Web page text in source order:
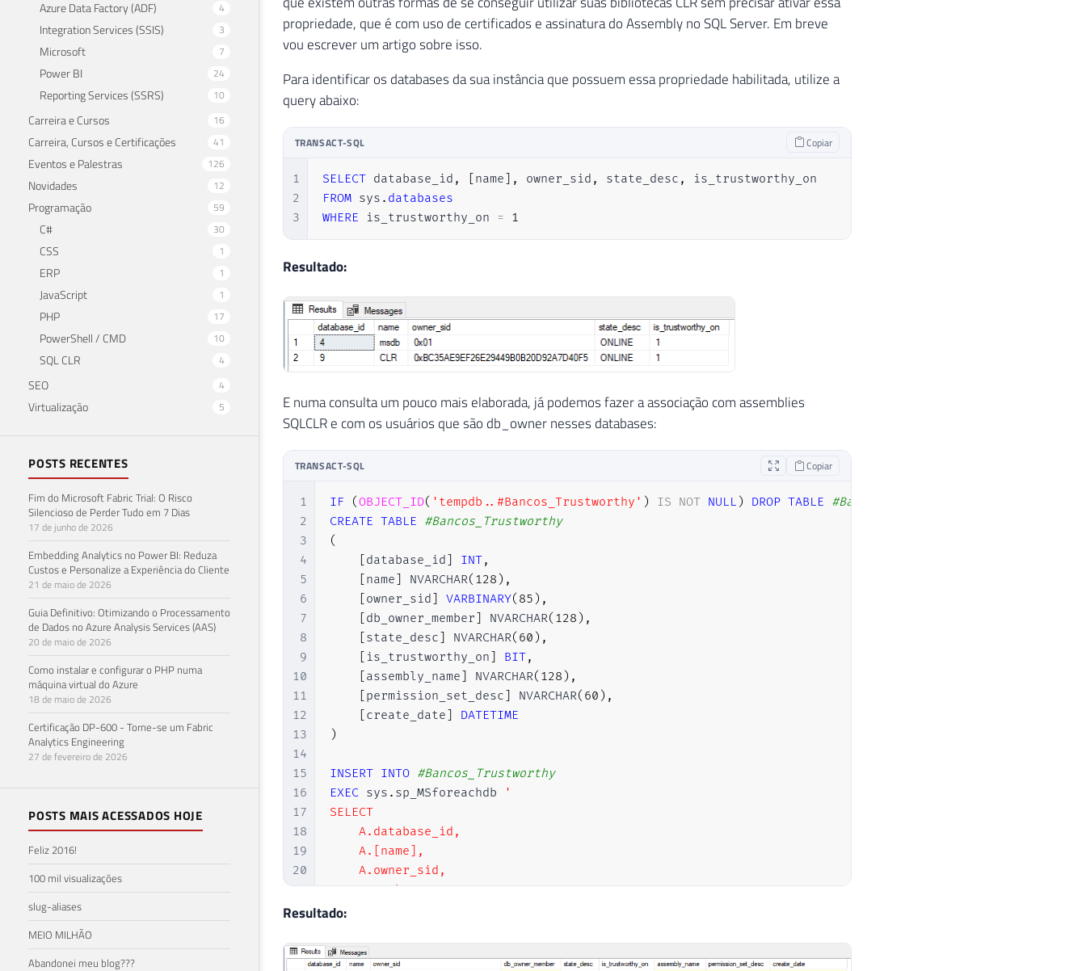
Azure Data Factory (ADF) 4
Integration Services (SSIS) 3
Microsoft 7
Power BI 24
Reporting Services (SSRS) 10
Carreira e Cursos 16
Carreira, Cursos e Certificações 41
Eventos e Palestras 126
Novidades 12
Programação 59
C# 30
CSS 1
ERP 1
JavaScript 1
PHP 17
PowerShell / CMD 10
SQL CLR 4
SEO 4
Virtualização 5
POSTS RECENTES
Fim do Microsoft Fabric Trial: O Risco
Silencioso de Perder Tudo em 7 Dias
17 de junho de 2026
Embedding Analytics no Power BI: Reduza
Custos e Personalize a Experiência do Cliente
21 de maio de 2026
Guia Definitivo: Otimizando o Processamento
de Dados no Azure Analysis Services (AAS)
20 de maio de 2026
Como instalar e configurar o PHP numa
máquina virtual do Azure
18 de maio de 2026
Certificação DP-600 - Torne-se um Fabric
Analytics Engineering
27 de fevereiro de 2026
POSTS MAIS ACESSADOS HOJE
Feliz 2016!
100 mil visualizações
slug-aliases
MEIO MILHÃO
Abandonei meu blog???
propriedade, que é com uso de certificados e assinatura do Assembly no SQL Server. Em breve
vou escrever um artigo sobre isso.
Para identificar os databases da sua instância que possuem essa propriedade habilitada, utilize a
query abaixo:
TRANSACT-SQL Copiar
1
2
3
SELECT database_id , [name] , owner_sid , state_desc ,
FROM sys . databases
WHERE is_trustworthy_on = 1
Resultado:
E numa consulta um pouco mais elaborada, já podemos fazer a associação com assemblies
SQLCLR e com os usuários que são db_owner nesses databases:
TRANSACT-SQL Copiar
1
2
3
4
5
6
7
8
9
10
11
12
13
14
15
16
17
18
19
20
21
22
24
25
IF (OBJECT_ID( 'tempdb..#Bancos_Trustworthy' ) IS NOT NULL ) DROP TABLE #Bancos_Trustworthy
CREATE TABLE #Bancos_Trustworthy
(
database_id INT,
name NVARCHAR( 128 ) ,
owner_sid VARBINARY( 85 ) ,
db_owner_member NVARCHAR( 128 ) ,
state_desc NVARCHAR( 60 ) ,
is_trustworthy_on BIT,
assembly_name NVARCHAR( 128 ) ,
permission_set_desc NVARCHAR( 60 ) ,
create_date
DATETIME
)
INSERT INTO #Bancos_Trustworthy
EXEC sys . sp_MSforeachdb
'
SELECT
    A.database_id,
    A.[name],
    A.owner_sid,
    C.member_name,
    A.state_desc,
    B.[name] AS assembly_name,
    B.permission_set_desc,
Resultado: